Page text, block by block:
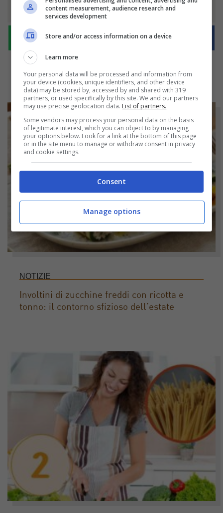
NOTIZIE
Involtini di zucchine freddi con ricotta e
tonno: il contorno sfizioso dell’estate
content measurement, audience research and
services development
Store and/or access information on a device
Learn more
Your personal data will be processed and information from
your device (cookies, unique identifiers, and other device
data) may be stored by, accessed by and shared with 319
partners, or used specifically by this site. We and our partners
may use precise geolocation data. List of partners.
Some vendors may process your personal data on the basis
of legitimate interest, which you can object to by managing
your options below. Look for a link at the bottom of this page
or in the site menu to manage or withdraw consent in privacy
and cookie settings.
Consent
Manage options